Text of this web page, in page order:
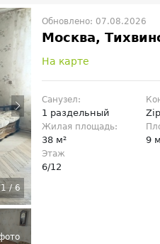
1/6
Обновлено: 07.08.2026
Москва,
На карте
Санузел:
1 раздельный
Жилая площадь:
38 м² 9
Этаж
6/12